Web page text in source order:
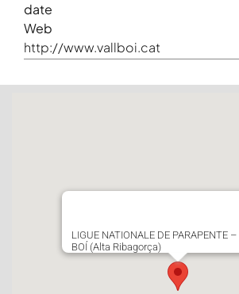
date
Web
http://www.vallboi.cat
LIGUE NATIONALE DE PARAPENTE
BOÍ (Alta Ribagorça)